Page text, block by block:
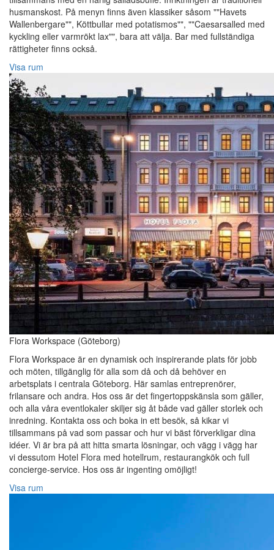
husmanskost. På menyn finns även klassiker såsom ""Havets
Wallenbergare"", Köttbullar med potatismos"", ""Caesarsalled med
kyckling eller varmrökt lax"", bara att välja. Bar med fullständiga
rättigheter finns också.
Visa rum
Flora Workspace (Göteborg)
Flora Workspace är en dynamisk och inspirerande plats för jobb
och möten, tillgänglig för alla som då och då behöver en
arbetsplats i centrala Göteborg. Här samlas entreprenörer,
frilansare och andra. Hos oss är det fingertoppskänsla som gäller,
och alla våra eventlokaler skiljer sig åt både vad gäller storlek och
inredning. Kontakta oss och boka in ett besök, så kikar vi
tillsammans på vad som passar och hur vi bäst förverkligar dina
idéer. Vi är bra på att hitta smarta lösningar, och vägg i vägg har
vi dessutom Hotel Flora med hotellrum, restaurangkök och full
concierge-service. Hos oss är ingenting omöjligt!
Visa rum